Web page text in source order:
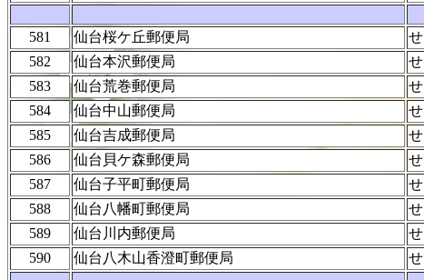
581 仙台桜ケ丘郵便局
582
仙台本沢郵便局
583
仙台荒巻郵便局
584
仙台中山郵便局
585
仙台吉成郵便局
586
仙台貝ケ森郵便局
587
仙台子平町郵便局
588
仙台八幡町郵便局
589
仙台川内郵便局
590
仙台八木山香澄町郵便局